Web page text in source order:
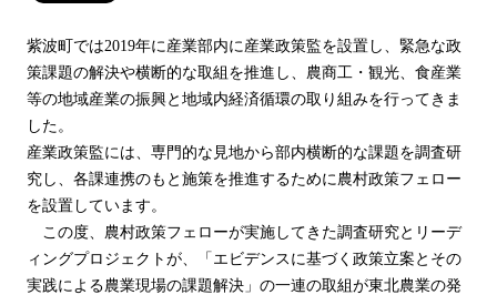
紫波町では2019年に産業部内に産業政策監を設置し、緊急な政
策課題の解決や横断的な取組を推進し、農商工・観光、食産業
等の地域産業の振興と地域内経済循環の取り組みを行ってきま
した。
産業政策監には、専門的な見地から部内横断的な課題を調査研
究し、各課連携のもと施策を推進するために農村政策フェロー
を設置しています。
この度、農村政策フェローが実施してきた調査研究とリーデ
ィングプロジェクトが、「エビデンスに基づく政策立案とその
実践による農業現場の課題解決」の一連の取組が東北農業の発